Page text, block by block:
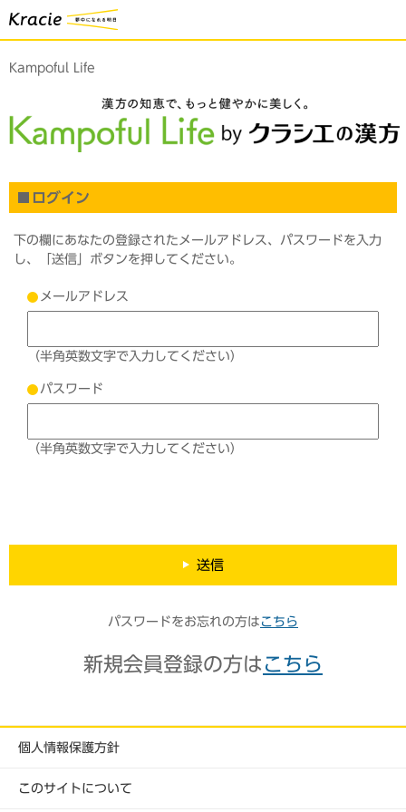
Kampoful Life
ログイン
下の欄にあなたの登録されたメールアドレス、パスワードを入力
し、「送信」ボタンを押してください。
メールアドレス
（半角英数文字で入力してください）
パスワード
（半角英数文字で入力してください）
送信
パスワードをお忘れの方は こちら
新規会員登録の方は こちら
個人情報保護方針
このサイトについて